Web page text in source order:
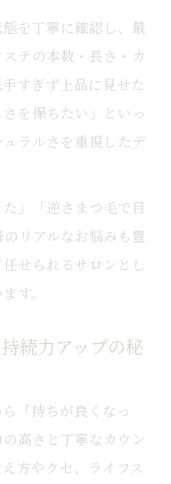
を丁寧に確認し、最
テの本数・長さ・カ
すぎず上品に見せた
を保ちたい」といっ
ラルさを重視したデ
」「逆さまつ毛で目
リアルなお悩みも豊
せられるサロンとし
す。
続力アップの秘
「持ちが良くなっ
高さと丁寧なカウン
方やクセ、ライフス